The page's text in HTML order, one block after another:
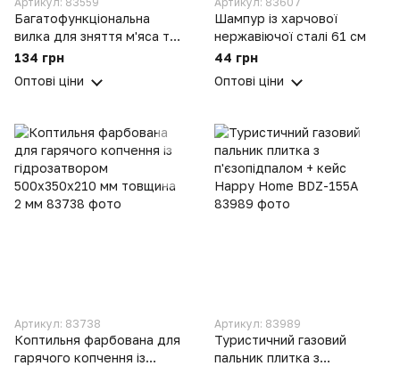
Багатофункціональна
вилка для зняття м'яса та
шашлику + відкривачка +
134 грн
Оптові ціни
Шампур із харчової
нержавіючої сталі 61 см
44 грн
Оптові ціни
Артикул: 83738
Коптильня фарбована для
гарячого копчення із
Артикул: 83989
Туристичний газовий
пальник плитка з